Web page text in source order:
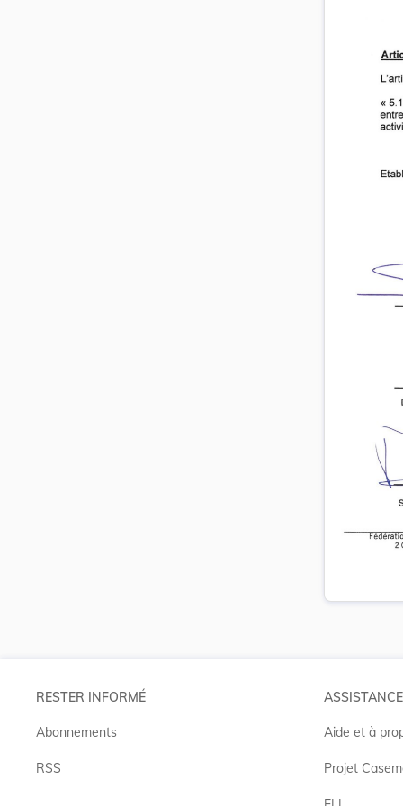
RESTER INFORMÉ
Abonnements
RSS
ASSISTANCE
Aide et à
Projet